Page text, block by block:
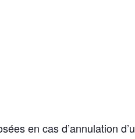
en cas d’annulation